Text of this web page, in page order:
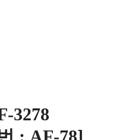
3278
: AF-78]